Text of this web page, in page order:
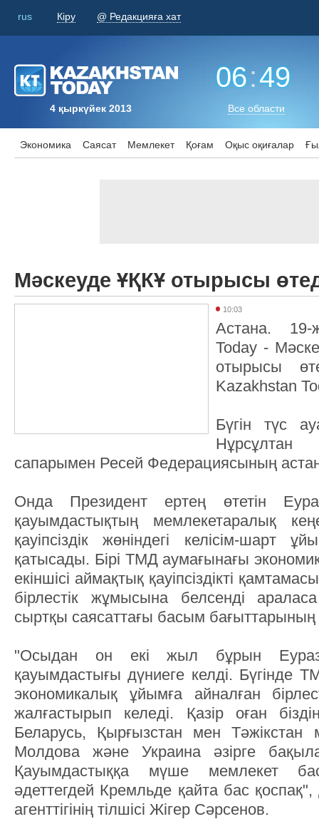
rus Кіру @ Редакцияға хат
4 қыркүйек 2013
06:49
Все области
Экономика Саясат Мемлекет Қоғам Оқыс оқиғалар
Мәскеуде ҰҚКҰ отырысы
10:03
Астана. 19-
Today -
отырысы
Kazakhstan
Бүгін түс
сапарымен Ресей Федерациясының
Онда Президент ертең өтетін
қауымдастықтың мемлекетаралық
қауіпсіздік жөніндегі келісім-шарт
қатысады. Бірі ТМД аумағынағы
екіншісі аймақтық қауіпсіздікті
бірлестік жұмысына белсенді
сыртқы саясаттағы басым бағыттарының
"Осыдан он екі жыл бұрын
қауымдастығы дүниеге келді. Бүгінде
экономикалық ұйымға айналған
жалғастырып келеді. Қазір оған
Беларусь, Қырғызстан мен
Молдова және Украина әзірге
Қауымдастыққа мүше мемлекет
әдеттегдей Кремльде қайта бас
агенттігінің тілшісі Жігер Сәрсенов.